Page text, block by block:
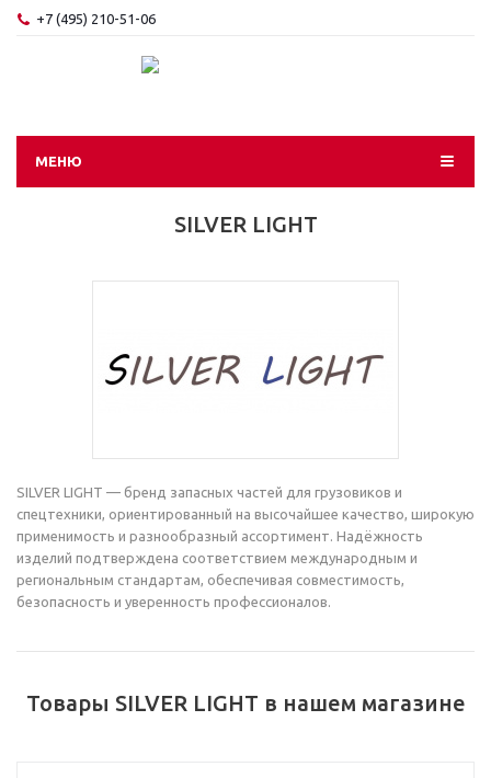
+7 (495) 210-51-06
МЕНЮ
SILVER LIGHT
SILVER LIGHT — бренд запасных частей для грузовиков и
спецтехники, ориентированный на высочайшее качество, широкую
применимость и разнообразный ассортимент. Надёжность
изделий подтверждена соответствием международным и
региональным стандартам, обеспечивая совместимость,
безопасность и уверенность профессионалов.
Товары SILVER LIGHT в нашем магазине